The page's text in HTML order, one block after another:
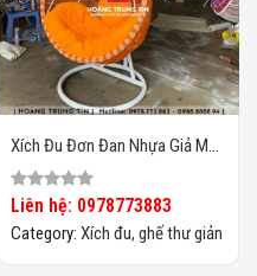
Xích Đu Đơn Đan Nhựa Giả Mây
HTT02
Liên hệ: 0978773883
Category: Xích đu, ghế thư giản